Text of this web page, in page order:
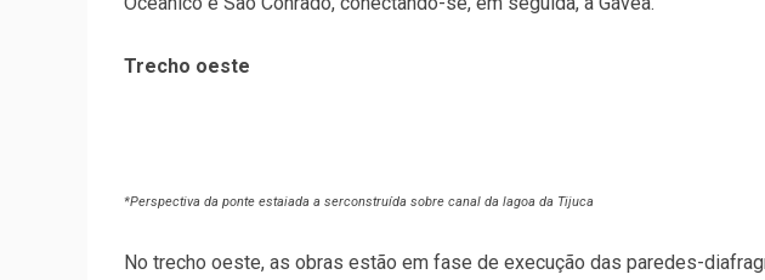
Trecho oeste
*Perspectiva da ponte estaiada a serconstruída sobre canal da lagoa da Tijuca
No trecho oeste, as obras estão em fase de execução das paredes-